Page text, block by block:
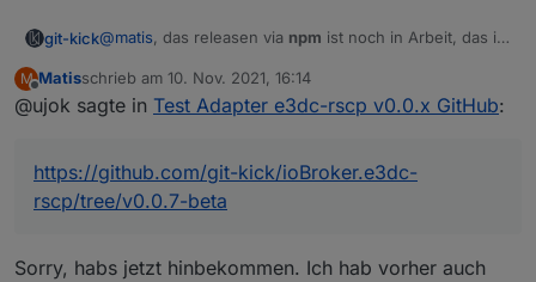
upload [12] e3dc-rscp.admin /opt/iobroker/
upload [10] e3dc-rscp.admin /opt/iobroker/
git-kick@matis, das releasen via npm ist noch in Arbeit, das ist
Du kannst direkt aus GitHub installieren ("Installieren
aus eigener URL"):
master:https://github.com/git-kick/ioBroker.e3dc-
rscp/tree/master
M
Offline
Matisschrieb am 10. Nov. 2021, 16:14
zuletzt editiert von
@ujok sagte in Test Adapter e3dc-rscp v0.0.x GitHub:
https://github.com/git-kick/ioBroker.e3dc-
rscp/tree/v0.0.7-beta
Sorry, habs jetzt hinbekommen. Ich hab vorher auch